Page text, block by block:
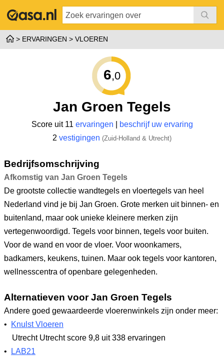
ERVARINGEN VLOEREN
6,0
Jan Groen Tegels
Score uit 11 ervaringen
beschrijf uw ervaring
2 vestigingen (Zuid-Holland & Utrecht)
Bedrijfsomschrijving
Afkomstig van Jan Groen Tegels
De grootste collectie wandtegels en vloertegels van heel
Nederland vind je bij Jan Groen. Grote merken uit binnen- en
buitenland, maar ook unieke kleinere merken zijn
vertegenwoordigd. Tegels voor binnen, tegels voor buiten.
Voor de wand en voor de vloer. Voor woonkamers,
badkamers, keukens, tuinen. Maar ook tegels voor kantoren,
wellnesscentra of openbare gelegenheden.
Alternatieven voor Jan Groen Tegels
Andere goed gewaardeerde vloerenwinkels zijn onder meer:
•
Knulst Vloeren
Utrecht Utrechtscore 9,8 uit 338 ervaringen
•
LAB21